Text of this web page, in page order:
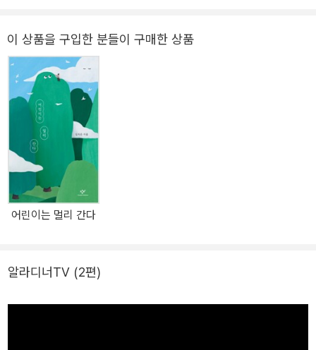
게 물어보면, 어른 역시 책을 읽기 힘들어합니다. 어른들 스스로 읽기
어려워하고 멀리하는 책을 왜 어린이에게는 권하는 걸까요? 책에 지
식이 있고 그 지식이 어린이를 나은 사람으로 만들어 주지 않을까 하
는 바람, 좀 더 솔직하게 말하면 어린이의 성적을 올릴 수 있지 않을까
하는 욕심이 있기 때문이 아닐까요? 어른들 역시 그래서 자신도 책을
읽어야 할 텐데 걱정하지만, 책이 멀리 느껴지기는 어린이와 마찬가
지입니다. 마음은 어린이에게도 다양한 책을 읽히고 싶고, 어른 자신
도 여러 분야의 책을 읽고 싶은데 접근하기도 읽어 나가기도 방법을
모르는 거죠. “어린이가 책과 가까워지기 위해서는 책 읽는 방법을 배
워야 한다. 그런데 책을 읽는 방법을 배워야 한다는 데에서 고개를 갸
웃하는 분이 있다. 책은 자연스럽게 읽고 자기 몫의 감상을 간직하면
경계한다. 그러나 책 읽는 방법을 배우는 것은 이해를 깊게, 감상을 풍
이 상품을 구입한 분들이 구매한 상품
어린이는 멀리 간다
알라디너TV (2편)